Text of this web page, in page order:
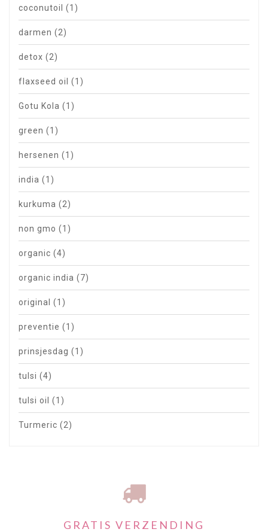
coconutoil (1)
darmen (2)
detox (2)
flaxseed oil (1)
Gotu Kola (1)
green (1)
hersenen (1)
india (1)
kurkuma (2)
non gmo (1)
organic (4)
organic india (7)
original (1)
preventie (1)
prinsjesdag (1)
tulsi (4)
tulsi oil (1)
Turmeric (2)
GRATIS VERZENDING